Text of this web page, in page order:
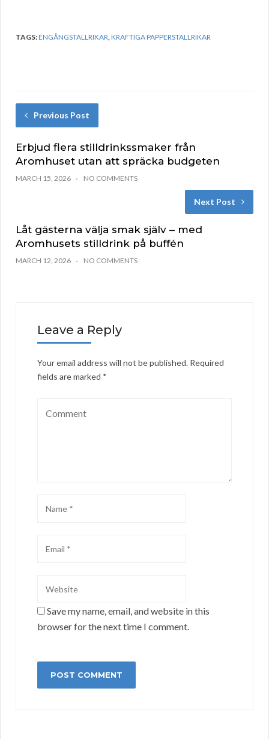
TAGS:ENGÅNGSTALLRIKAR,KRAFTIGA PAPPERSTALLRIKAR
Previous Post
Erbjud flera stilldrinkssmaker från
Aromhuset utan att spräcka budgeten
MARCH 15, 2026 NO COMMENTS
Next Post
Låt gästerna välja smak själv – med
Aromhusets stilldrink på buffén
MARCH 12, 2026 NO COMMENTS
Leave a Reply
Your email address will not be published. Required
fields are marked *
Save my name, email, and website in this
browser for the next time I comment.